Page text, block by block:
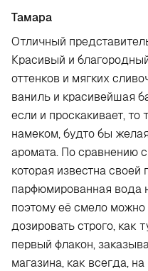
Тамара
Отличный
Красивый и
оттенков и мягких
ваниль и красивейшая
если и проскакивает, то
намеком, будто бы
аромата. По сравнению
которая известна своей
парфюмированная вода
поэтому её смело
дозировать строго, как
первый флакон,
магазина, как всегда,